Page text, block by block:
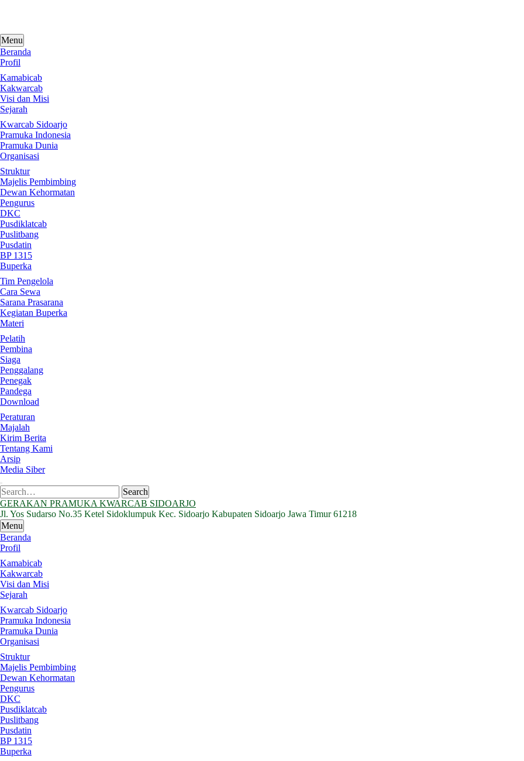
Menu
Beranda
Profil
Kamabicab
Kakwarcab
Visi dan Misi
Sejarah
Kwarcab Sidoarjo
Pramuka Indonesia
Pramuka Dunia
Organisasi
Struktur
Majelis Pembimbing
Dewan Kehormatan
Pengurus
DKC
Pusdiklatcab
Puslitbang
Pusdatin
BP 1315
Buperka
Tim Pengelola
Cara Sewa
Sarana Prasarana
Kegiatan Buperka
Materi
Pelatih
Pembina
Siaga
Penggalang
Penegak
Pandega
Download
Peraturan
Majalah
Kirim Berita
Tentang Kami
Arsip
Media Siber
Search
for:
Search
GERAKAN PRAMUKA KWARCAB SIDOARJO
Jl. Yos Sudarso No.35 Ketel Sidoklumpuk Kec. Sidoarjo Kabupaten Sidoarjo Jawa Timur 61218
Menu
Beranda
Profil
Kamabicab
Kakwarcab
Visi dan Misi
Sejarah
Kwarcab Sidoarjo
Pramuka Indonesia
Pramuka Dunia
Organisasi
Struktur
Majelis Pembimbing
Dewan Kehormatan
Pengurus
DKC
Pusdiklatcab
Puslitbang
Pusdatin
BP 1315
Buperka